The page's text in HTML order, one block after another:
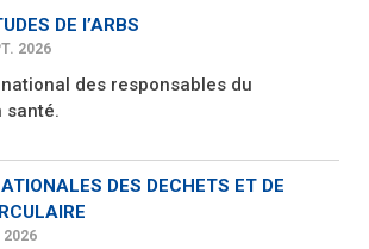
DE l’ARBS
2026
des responsables du
santé.
DES DECHETS ET DE
2026